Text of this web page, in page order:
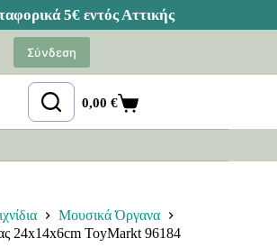
Σύνδεση
Καλάθι
Αγορών
0,00€
Μουσικά Όργανα
24x14x6cm ToyMarkt 96184